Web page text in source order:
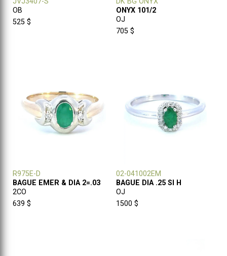
OB
525 $
ONYX 101/2
OJ
705 $
R975E-D
BAGUE EMER & DIA 2=.03
2CO
639 $
02-041002EM
BAGUE DIA .25 SI H
OJ
1500 $